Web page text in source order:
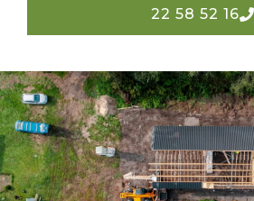
22 58 52 16